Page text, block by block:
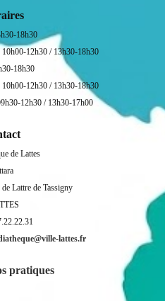
18h30
12h30 / 13h30-18h30
18h30
10h00-12h30 / 13h30-18h30
12h30 / 13h30-17h00
de Lattes
de Lattre de Tassigny
lattes.fr
pratiques